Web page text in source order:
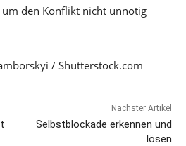
um den Konflikt nicht unnötig
/ Shutterstock.com
Nächster Artikel
Selbstblockade erkennen und
lösen